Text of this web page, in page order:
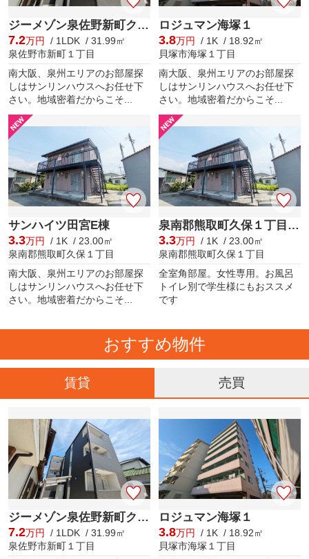
ジーメゾン泉佐野新町クオジエレ
7.2万円
/ 1LDK / 31.99㎡
泉佐野市新町１丁目
南大阪、泉州エリアのお部屋探
しはサンリンハウスへお任せ下
さい。地域密着だからこそ...
ロジュマン海塚１
3.8万円
/ 1K / 18.92㎡
貝塚市海塚１丁目
南大阪、泉州エリアのお部屋探
しはサンリンハウスへお任せ下
さい。地域密着だからこそ...
サンハイツ田宮E棟
3.3万円 / 1K / 23.00㎡
泉南郡熊取町久保１丁目
南大阪、泉州エリアのお部屋探
しはサンリンハウスへお任せ下
さい。地域密着だからこそ...
泉南郡熊取町久保１丁目のアパート
3.3万円 / 1K / 23.00㎡
泉南郡熊取町久保１丁目
全室角部屋。女性専用。お風呂
トイレ別で学生様にもおススメ
です
おすすめ物件
賃貸 売買
ジーメゾン泉佐野新町クオジエレ
7.2万円
/ 1LDK / 31.99㎡
泉佐野市新町１丁目
ロジュマン海塚１
3.8万円
/ 1K / 18.92㎡
貝塚市海塚１丁目